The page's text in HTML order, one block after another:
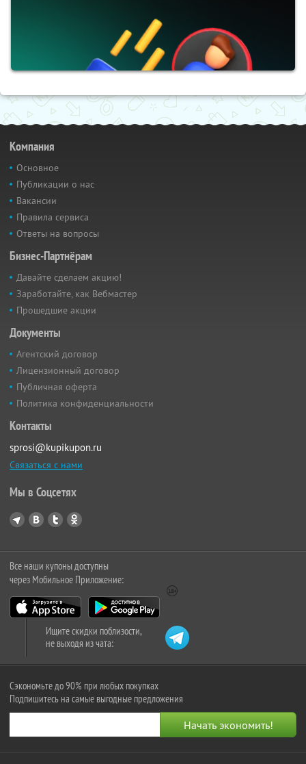
Компания
Основное
Публикации о нас
Вакансии
Правила сервиса
Ответы на вопросы
Бизнес-Партнёрам
Давайте сделаем акцию!
Заработайте, как Вебмастер
Прошедшие акции
Документы
Агентский договор
Лицензионный договор
Публичная оферта
Политика конфиденциальности
Контакты
sprosi@kupikupon.ru
Связаться с нами
Мы в Соцсетях
Все наши купоны доступны
через Мобильное Приложение:
Ищите скидки поблизости,
не выходя из чата:
Сэкономьте до 90% при любых покупках
Подпишитесь на самые выгодные предложения